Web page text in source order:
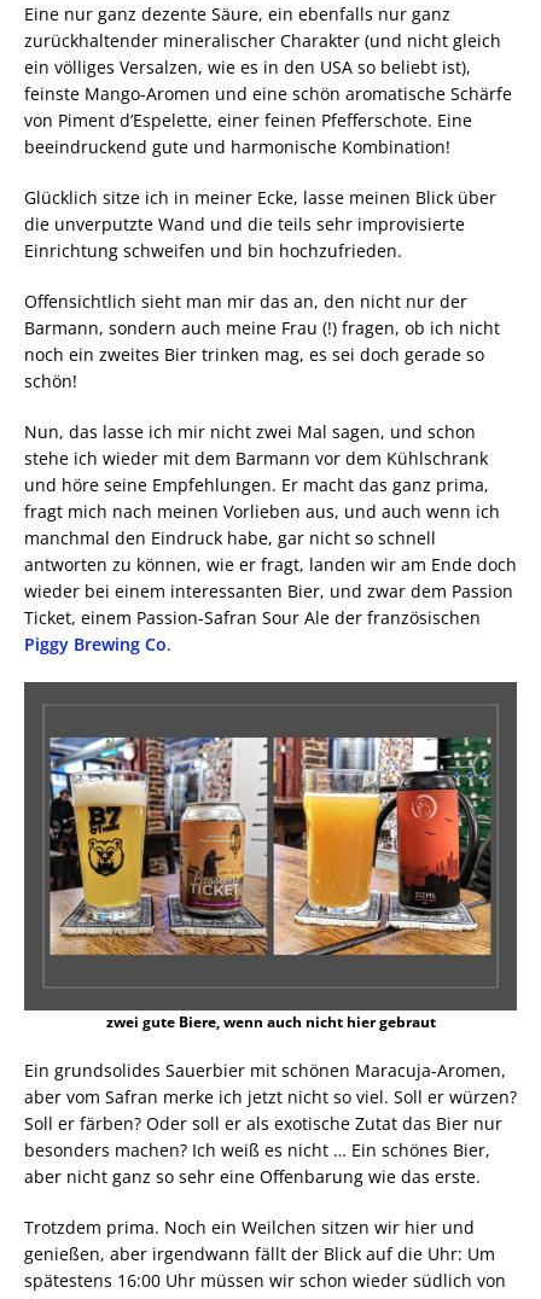
Eine nur ganz dezente Säure, ein ebenfalls nur ganz
zurückhaltender mineralischer Charakter (und nicht gleich
ein völliges Versalzen, wie es in den USA so beliebt ist),
feinste Mango-Aromen und eine schön aromatische Schärfe
von Piment d’Espelette, einer feinen Pfefferschote. Eine
beeindruckend gute und harmonische Kombination!
Glücklich sitze ich in meiner Ecke, lasse meinen Blick über
die unverputzte Wand und die teils sehr improvisierte
Einrichtung schweifen und bin hochzufrieden.
Offensichtlich sieht man mir das an, den nicht nur der
Barmann, sondern auch meine Frau (!) fragen, ob ich nicht
noch ein zweites Bier trinken mag, es sei doch gerade so
schön!
Nun, das lasse ich mir nicht zwei Mal sagen, und schon
stehe ich wieder mit dem Barmann vor dem Kühlschrank
und höre seine Empfehlungen. Er macht das ganz prima,
fragt mich nach meinen Vorlieben aus, und auch wenn ich
manchmal den Eindruck habe, gar nicht so schnell
antworten zu können, wie er fragt, landen wir am Ende doch
wieder bei einem interessanten Bier, und zwar dem Passion
Ticket, einem Passion-Safran Sour Ale der französischen
Piggy Brewing Co.
zwei gute Biere, wenn auch nicht hier gebraut
Ein grundsolides Sauerbier mit schönen Maracuja-Aromen,
aber vom Safran merke ich jetzt nicht so viel. Soll er würzen?
Soll er färben? Oder soll er als exotische Zutat das Bier nur
besonders machen? Ich weiß es nicht … Ein schönes Bier,
aber nicht ganz so sehr eine Offenbarung wie das erste.
Trotzdem prima. Noch ein Weilchen sitzen wir hier und
genießen, aber irgendwann fällt der Blick auf die Uhr: Um
spätestens 16:00 Uhr müssen wir schon wieder südlich von